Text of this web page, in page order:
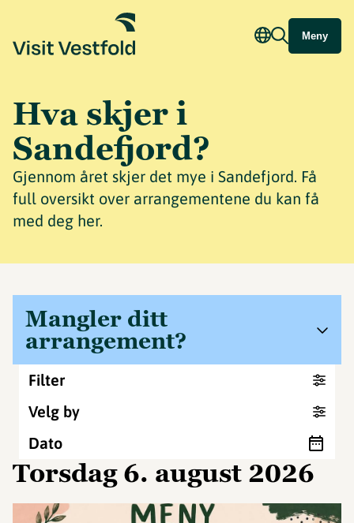
Meny
Hva skjer i
Sandefjord?
Gjennom året skjer det mye i Sandefjord. Få
full oversikt over arrangementene du kan få
med deg her.
Mangler ditt
arrangement?
Filter
Velg by
Dato
torsdag 6. august 2026